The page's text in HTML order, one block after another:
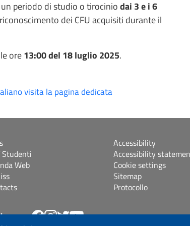
periodo di studio o tirociniodai 3 e i 6
dei CFU acquisiti durante il
ore13:00 del 18 luglio 2025.
visita la pagina dedicata
Studenti
Web
Accessibility
Accessibility
Cookie settings
Sitemap
Protocollo
us